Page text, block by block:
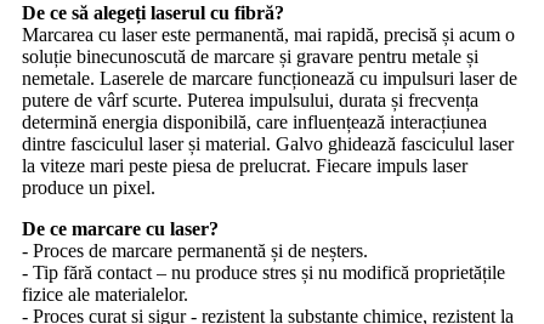
De ce să alegeți laserul cu fibră?
Marcarea cu laser este permanentă, mai rapidă, precisă și acum o
soluție binecunoscută de marcare și gravare pentru metale și
nemetale. Laserele de marcare funcționează cu impulsuri laser de
putere de vârf scurte. Puterea impulsului, durata și frecvența
determină energia disponibilă, care influențează interacțiunea
dintre fasciculul laser și material. Galvo ghidează fasciculul laser
la viteze mari peste piesa de prelucrat. Fiecare impuls laser
produce un pixel.
De ce marcare cu laser?
- Proces de marcare permanentă și de neșters.
- Tip fără contact – nu produce stres și nu modifică proprietățile
fizice ale materialelor.
- Proces curat și sigur - rezistent la substanțe chimice, rezistent la